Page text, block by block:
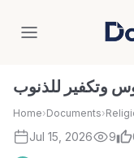
وتكفير للذنوب
Home›Documents›
Jul 15, 2026 9